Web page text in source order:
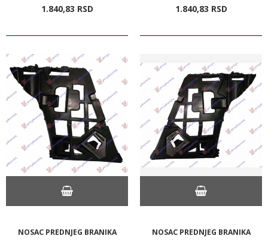
1.840,83 RSD 1.840,83 RSD
NOSAC PREDNJEG BRANIKA NOSAC PREDNJEG BRANIKA